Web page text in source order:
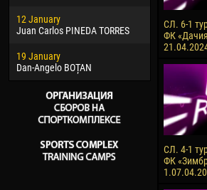
12 January
Juan Carlos PINEDA TORRES
19 January
Dan-Angelo BOȚAN
26 March
Vitor Hugo
28 March
СЛ. 6-1
ФК
СЛ. 4-1
ФК